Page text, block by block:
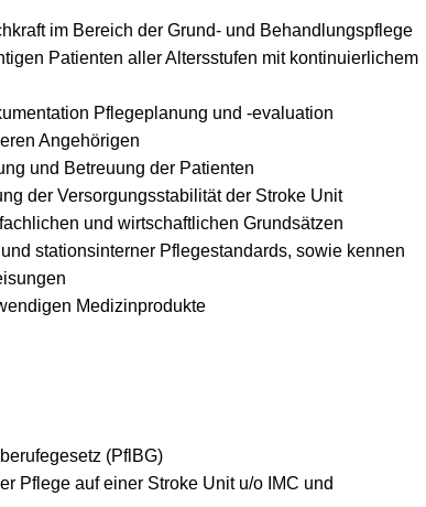
im Bereich der Grund- und Behandlungspflege
Patienten aller Altersstufen mit kontinuierlichem
Pflegeplanung und -evaluation
Angehörigen
und Betreuung der Patienten
der Versorgungsstabilität der Stroke Unit
und wirtschaftlichen Grundsätzen
stationsinterner Pflegestandards, sowie kennen
Medizinprodukte
(PflBG)
Pflege auf einer Stroke Unit u/o IMC und